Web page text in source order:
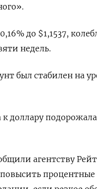
до $1,1537,
недель.
был стабилен на
доллару
агентству
процентные